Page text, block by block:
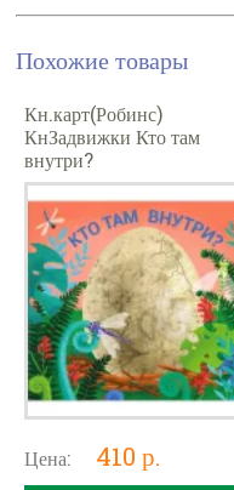
Похожие товары
Кн.карт(Робинс)
КнЗадвижки Кто там
внутри?
Цена: 410 р.